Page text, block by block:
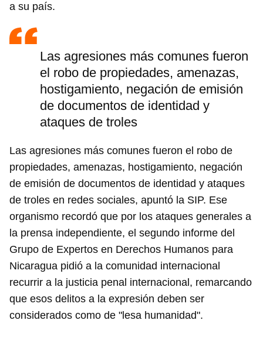
a su país.
Las agresiones más comunes fueron
el robo de propiedades, amenazas,
hostigamiento, negación de emisión
de documentos de identidad y
ataques de troles
Las agresiones más comunes fueron el robo de
propiedades, amenazas, hostigamiento, negación
de emisión de documentos de identidad y ataques
de troles en redes sociales, apuntó la SIP. Ese
organismo recordó que por los ataques generales a
la prensa independiente, el segundo informe del
Grupo de Expertos en Derechos Humanos para
Nicaragua pidió a la comunidad internacional
recurrir a la justicia penal internacional, remarcando
que esos delitos a la expresión deben ser
considerados como de "lesa humanidad".